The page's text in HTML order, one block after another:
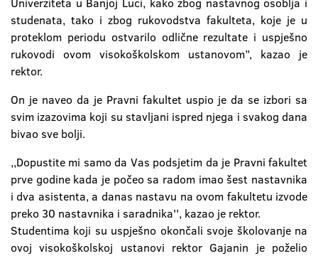
studenata, tako i zbog rukovodstva fakulteta, koje je u
proteklom periodu ostvarilo odlične rezultate i uspješno
rukovodi ovom visokoškolskom ustanovom’’, kazao je
rektor.
On je naveo da je Pravni fakultet uspio je da se izbori sa
svim izazovima koji su stavljani ispred njega i svakog dana
bivao sve bolji.
,,Dopustite mi samo da Vas podsjetim da je Pravni fakultet
prve godine kada je počeo sa radom imao šest nastavnika
i dva asistenta, a danas nastavu na ovom fakultetu izvode
preko 30 nastavnika i saradnika'', kazao je rektor.
Studentima koji su uspješno okončali svoje školovanje na
ovoj visokoškolskoj ustanovi rektor Gajanin je poželio